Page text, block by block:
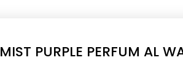
PURPLE PERFUM AL